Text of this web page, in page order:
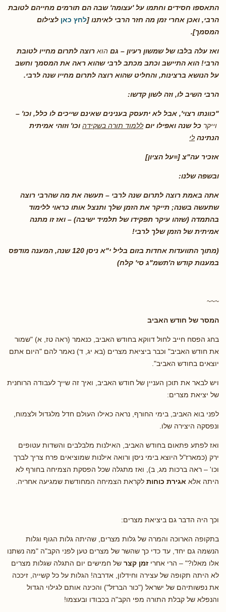
התאספו חסידים וחתמו על 'עצומה' שבה הם תורמים מחייהם לטובת
הרבי, ואכן אחרי זמן מה חזר הרבי לאיתנו [לחץ כאן לצילום
המסמך].
ואז עלה בלבו של שמשון רעיון – גם הוא רוצה לתרום מחייו לטובת
הרבי! הוא התיישב וכתב מכתב לרבי שהוא ראה את המסמך וחשב
על הנושא ברצינות, והחליט שהוא רוצה לתרום מחייו שנה לרבי.
הרבי השיב לו, וזה לשון קדשו:
"כוונתו רצוי', אבל לא יתעסק בענינים שאינם שייכים לו כלל, וכו' –
וייקר כל שנה ואפילו יוםללמוד תורה בשקידה וכו' וזוהי אמיתית
הנתינהלי
אזכיר עה"צ [=על הציון]
ובשפה שלנו:
אתה באמת רוצה לתרום שנה לרבי – תעשה את מה שהרבי רוצה
שתעשה בשנה; תייקר את הזמן שלך ותנצל אותו כראוי ללימוד
בהתמדה (שזהו עיקר תפקידו של תלמיד ישיבה) – ואז זו מתנה
אמיתית של הזמן שלך לרבי!
(מתוך התוועדות אחדות בזום בליל י"א ניסן 120 שנה, המענה מודפס
במענות קודש ה'תשמ"ג סי' קלח)
~~~
המסר של חודש האביב
בחג הפסח חייב לחול דווקא בחודש האביב, כנאמר (ראה טז, א) "שמור
את חודש האביב" וכבר ביציאת מצרים (בא יג, ד) נאמר להם "היום אתם
יוצאים בחודש האביב".
ויש לבאר את תוכן העניין של חודש האביב, ואיך זה שייך לעבודה הרוחנית
של יציאת מצרים:
לפני בוא האביב, בימי החורף, נראה כאילו העולם חדל מלגדול ולצמוח,
ונפסקה היצירה שלו.
ואז לפתע פתאום בחודש האביב, האילנות מלבלבים והשדות עטופים
ירק (כמארז"ל היוצא בימי ניסן ורואה אילנות שמוציאים פרח צריך לברך
וכו' – ראה ברכות מג, ב), ואז מתגלה שכל הפסקת הצמיחה בחורף לא
היתה אלא אגירת כוחות לקראת הצמיחה המחודשת שמגיעה אחריה.
וכך היה הדבר גם ביציאת מצרים:
בתקופה הארוכה והמרה של גלות מצרים, שהיתה גלות הגוף וגלות
הנשמה גם יחד, עד כדי כך שהשר של מצרים טען לפני הקב"ה "מה נשתנו
אלו מאלו?" – הרי אחרי זמן קצר של חמישים יום התגלה שגלות מצרים
לא היתה תקופה של עצירה וחידלון, אדרבה! הגלות על כל קשייה, זיככה
את נפשותיהם של ישראל ("כור הברזל") והכינה אותם לגילוי הגדול
והנפלא של קבלת התורה מפי הקב"ה בכבודו ובעצמו!